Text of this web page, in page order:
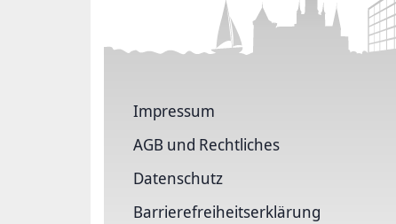
Impressum
AGB und Rechtliches
Datenschutz
Barriere­freiheits­erklärung